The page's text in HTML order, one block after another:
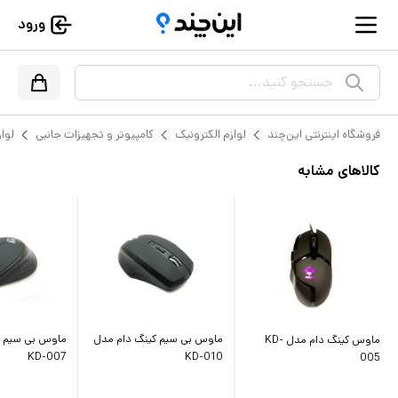
ورود
جستجو کنید...
فروشگاه اینترنتی این‌چند لوازم الکترونیک کامپیوتر و تجهیزات جانبی
کالاهای مشابه
ماوس کینگ دام مدل KD-
005
ماوس بی سیم کینگ دام مدل
KD-010
ماوس بی سیم
KD-007